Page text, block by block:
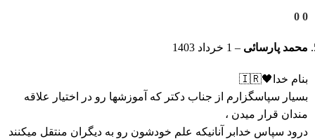
0
0
محمد پارسائی – 1 خرداد 1403
بنام خدا🖤🇮🇷
بسیار سپاسگزارم از جناب دکتر که آموزشها رو در اختیار علاقه
مندان قرار میدن ،
درود سپاس خدابر آنانیکه علم خودشون رو به دیگران منتقل میکنند